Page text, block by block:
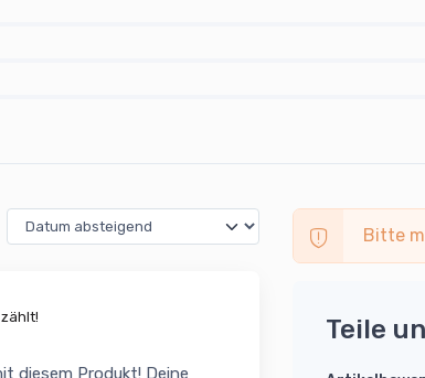
diesem Produkt! Deine
Bitte
Teile